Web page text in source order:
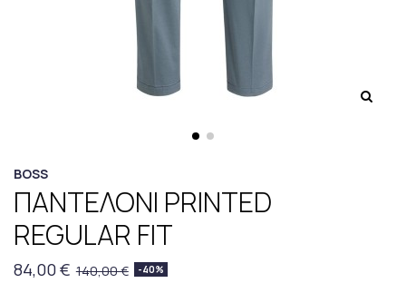
BOSS
ΠΑΝΤΕΛΟΝΙ PRINTED
REGULAR FIT
84,00 € 140,00 € -40%